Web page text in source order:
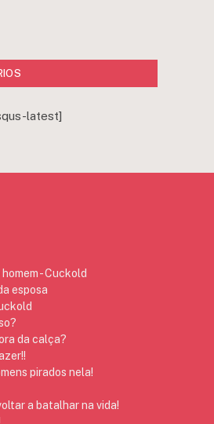
latest]
- Cuckold
esposa
da calça?
pirados nela!
a batalhar na vida!